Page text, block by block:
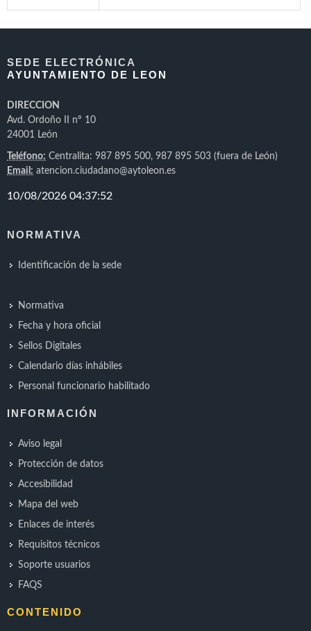
SEDE ELECTRÓNICA
AYUNTAMIENTO DE LEON
DIRECCION
Avd. Ordoño II nº 10
24001 León
Teléfono: Centralita: 987 895 500, 987 895 503 (fuera de León)
Email: atencion.ciudadano@aytoleon.es
NORMATIVA
Identificación de la sede
Normativa
Fecha y hora oficial
Sellos Digitales
Calendario días inhábiles
Personal funcionario habilitado
INFORMACIÓN
Aviso legal
Protección de datos
Accesibilidad
Mapa del web
Enlaces de interés
Requisitos técnicos
Soporte usuarios
FAQS
CONTENIDO